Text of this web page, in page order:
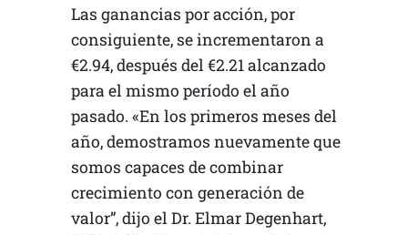
Las ganancias por acción, por
consiguiente, se incrementaron a
€2.94, después del €2.21 alcanzado
para el mismo período el año
pasado. «En los primeros meses del
año, demostramos nuevamente que
somos capaces de combinar
crecimiento con generación de
valor”, dijo el Dr. Elmar Degenhart,